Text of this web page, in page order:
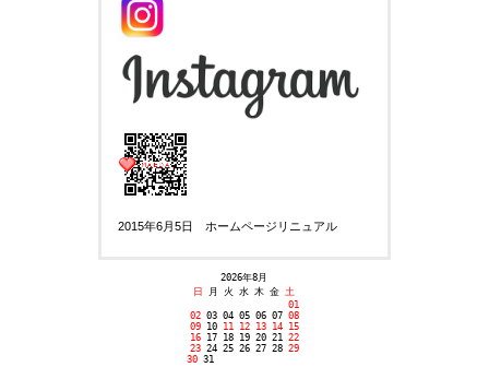
2015年6月5日 ホームページリニュアル
2026年8月
日
月 火 水 木 金 土
01
02 03 04 05 06 07 08
09 10 11 12 13 14 15
16 17 18 19 20 21 22
23 24 25 26 27 28 29
3031